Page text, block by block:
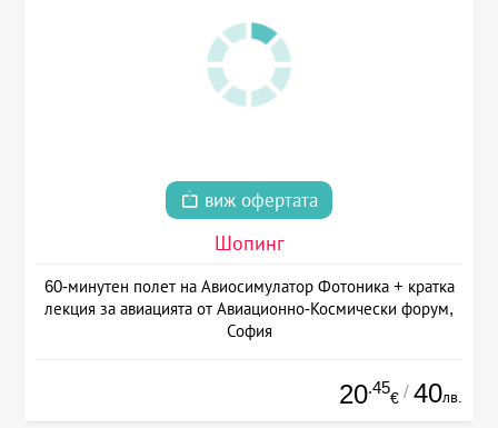
виж офертата
Шопинг
60-минутен полет на Авиосимулатор Фотоника + кратка
лекция за авиацията от Авиационно-Космически форум,
София
20.45
€ / 40лв.